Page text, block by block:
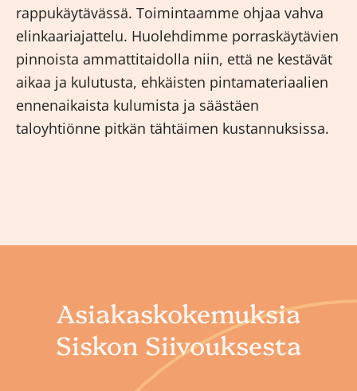
rappukäytävässä. Toimintaamme ohjaa vahva
elinkaariajattelu. Huolehdimme porraskäytävien
pinnoista ammattitaidolla niin, että ne kestävät
aikaa ja kulutusta, ehkäisten pintamateriaalien
ennenaikaista kulumista ja säästäen
taloyhtiönne pitkän tähtäimen kustannuksissa.
Asiakaskokemuksia
Siskon Siivouksesta